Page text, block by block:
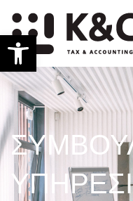
Ανοίξτε τη γραμμή εργαλείων